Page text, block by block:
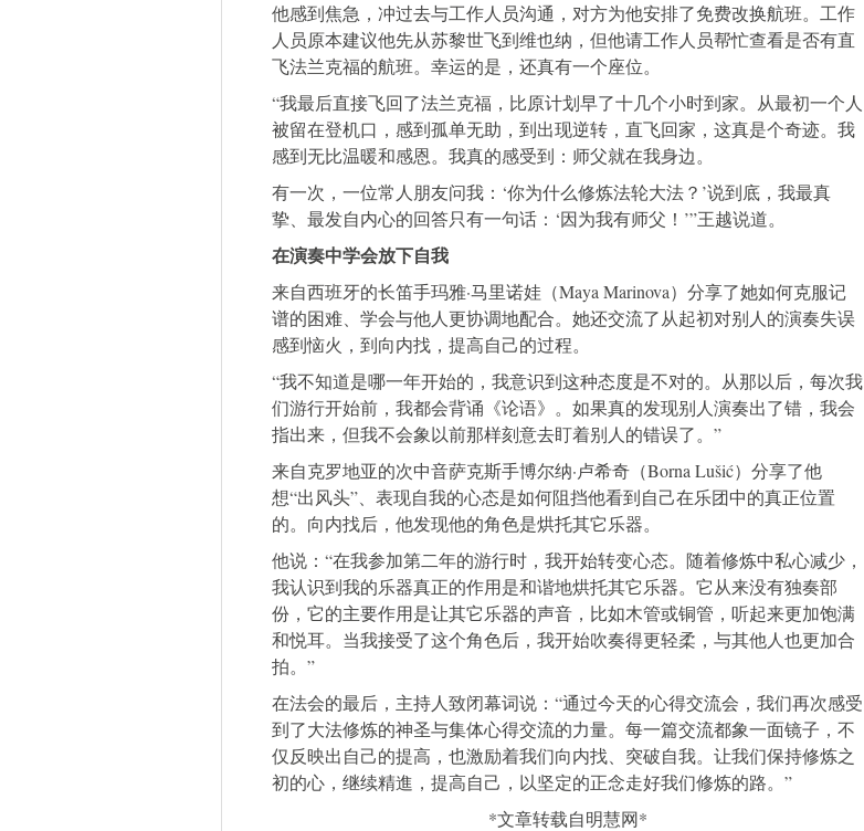
他感到焦急，冲过去与工作人员沟通，对方为他安排了免费改换航班。工作
人员原本建议他先从苏黎世飞到维也纳，但他请工作人员帮忙查看是否有直
飞法兰克福的航班。幸运的是，还真有一个座位。
“我最后直接飞回了法兰克福，比原计划早了十几个小时到家。从最初一个人
被留在登机口，感到孤单无助，到出现逆转，直飞回家，这真是个奇迹。我
感到无比温暖和感恩。我真的感受到：师父就在我身边。
有一次，一位常人朋友问我：‘你为什么修炼法轮大法？’说到底，我最真
挚、最发自内心的回答只有一句话：‘因为我有师父！’”王越说道。
在演奏中学会放下自我
来自西班牙的长笛手玛雅·马里诺娃（Maya Marinova）分享了她如何克服记
谱的困难、学会与他人更协调地配合。她还交流了从起初对别人的演奏失误
感到恼火，到向内找，提高自己的过程。
“我不知道是哪一年开始的，我意识到这种态度是不对的。从那以后，每次我
们游行开始前，我都会背诵《论语》。如果真的发现别人演奏出了错，我会
指出来，但我不会象以前那样刻意去盯着别人的错误了。”
来自克罗地亚的次中音萨克斯手博尔纳·卢希奇（Borna Lušić）分享了他
想“出风头”、表现自我的心态是如何阻挡他看到自己在乐团中的真正位置
的。向内找后，他发现他的角色是烘托其它乐器。
他说：“在我参加第二年的游行时，我开始转变心态。随着修炼中私心减少，
我认识到我的乐器真正的作用是和谐地烘托其它乐器。它从来没有独奏部
份，它的主要作用是让其它乐器的声音，比如木管或铜管，听起来更加饱满
和悦耳。当我接受了这个角色后，我开始吹奏得更轻柔，与其他人也更加合
拍。”
在法会的最后，主持人致闭幕词说：“通过今天的心得交流会，我们再次感受
到了大法修炼的神圣与集体心得交流的力量。每一篇交流都象一面镜子，不
仅反映出自己的提高，也激励着我们向内找、突破自我。让我们保持修炼之
初的心，继续精進，提高自己，以坚定的正念走好我们修炼的路。”
*文章转载自明慧网*